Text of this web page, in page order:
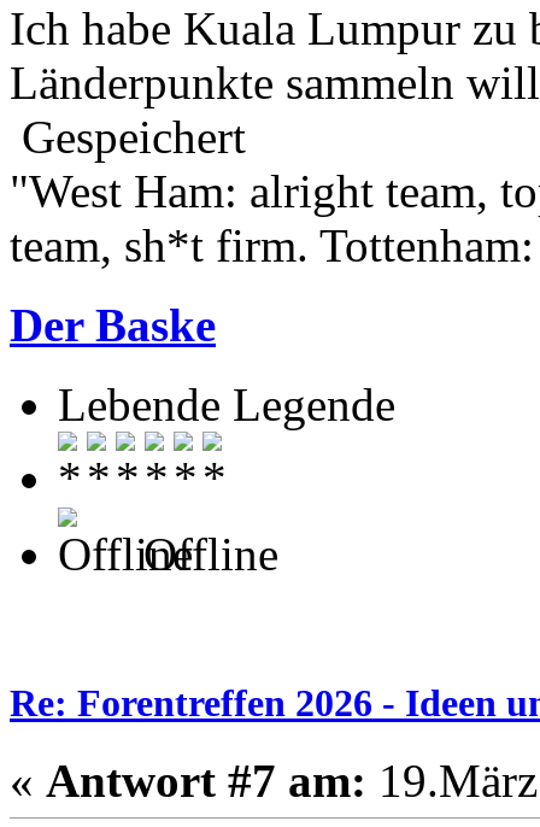
Ich habe Kuala Lumpur zu
Länderpunkte sammeln
Gespeichert
"West Ham: alright team,
team, sh*t firm.
Der Baske
Lebende Legende
Offline
Re: Forentreffen 2026 - Ideen
« Antwort #7 am: